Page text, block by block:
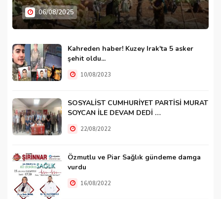
06/08/2025
Kahreden haber! Kuzey Irak'ta 5 asker
şehit oldu...
10/08/2023
SOSYALİST CUMHURİYET PARTİSİ MURAT
SOYCAN İLE DEVAM DEDİ …
22/08/2022
Özmutlu ve Piar Sağlık gündeme damga
vurdu
16/08/2022